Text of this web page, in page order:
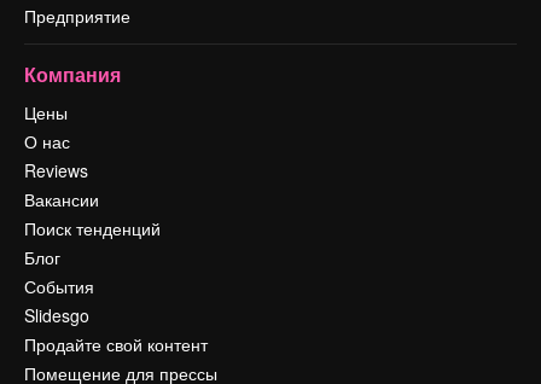
Предприятие
Компания
Цены
О нас
Reviews
Вакансии
Поиск тенденций
Блог
События
Slidesgo
Продайте свой контент
Помещение для прессы